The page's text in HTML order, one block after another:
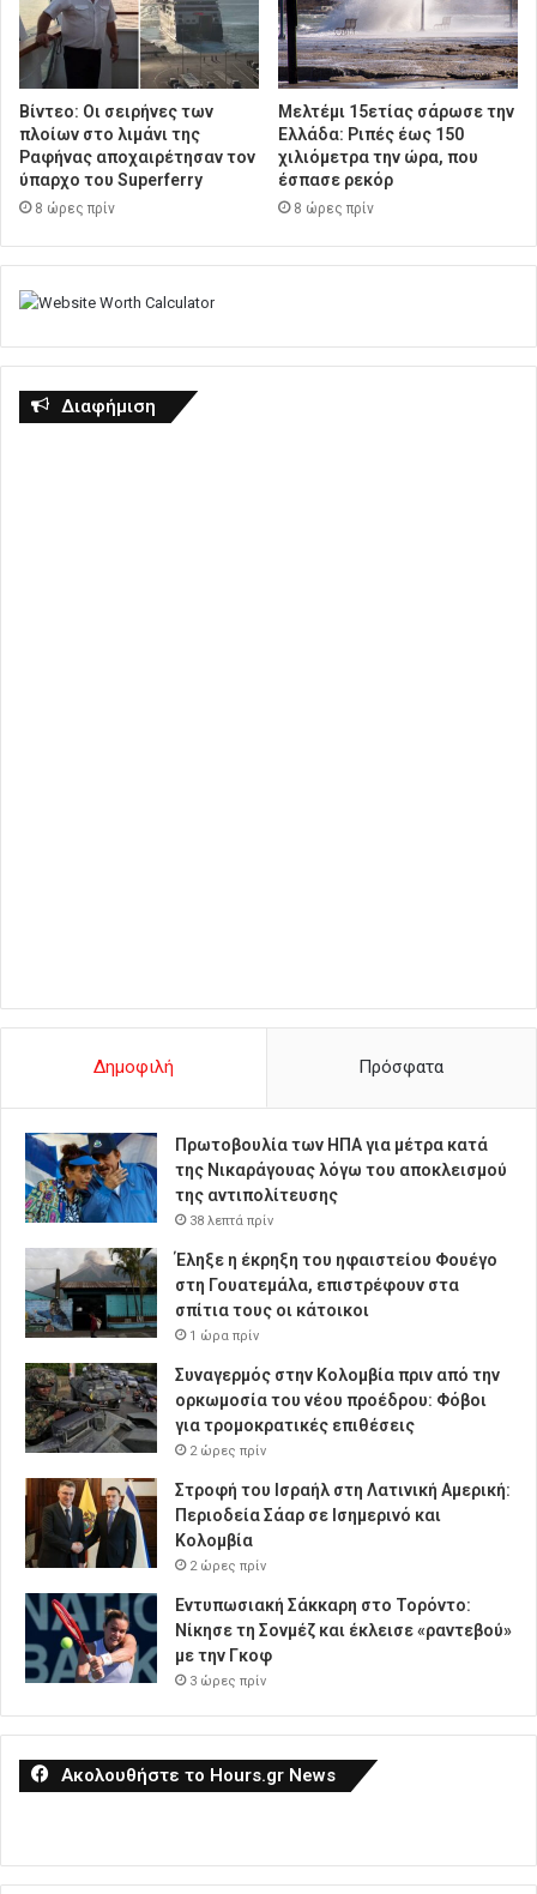
Βίντεο: Οι σειρήνες των
πλοίων στο λιμάνι της
Ραφήνας αποχαιρέτησαν τον
ύπαρχο του Superferry
8 ώρες πρίν
Μελτέμι 15ετίας σάρωσε την
Ελλάδα: Ριπές έως 150
χιλιόμετρα την ώρα, που
έσπασε ρεκόρ
8 ώρες πρίν
Διαφήμιση
Δημοφιλή Πρόσφατα
Πρωτοβουλία των ΗΠΑ για μέτρα κατά
της Νικαράγουας λόγω του αποκλεισμού
της αντιπολίτευσης
38 λεπτά πρίν
Έληξε η έκρηξη του ηφαιστείου Φουέγο
στη Γουατεμάλα, επιστρέφουν στα
σπίτια τους οι κάτοικοι
1 ώρα πρίν
Συναγερμός στην Κολομβία πριν από την
ορκωμοσία του νέου προέδρου: Φόβοι
για τρομοκρατικές επιθέσεις
2 ώρες πρίν
Στροφή του Ισραήλ στη Λατινική Αμερική:
Περιοδεία Σάαρ σε Ισημερινό και
Κολομβία
2 ώρες πρίν
Εντυπωσιακή Σάκκαρη στο Τορόντο:
Νίκησε τη Σονμέζ και έκλεισε «ραντεβού»
με την Γκοφ
3 ώρες πρίν
Ακολουθήστε το Hours.gr News